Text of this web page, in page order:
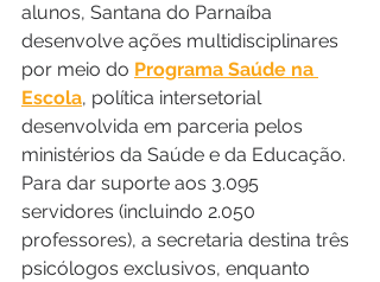
alunos, Santana do Parnaíba
desenvolve ações multidisciplinares
por meio do Programa Saúde na
Escola, política intersetorial
desenvolvida em parceria pelos
ministérios da Saúde e da Educação.
Para dar suporte aos 3.095
servidores (incluindo 2.050
professores), a secretaria destina três
psicólogos exclusivos, enquanto